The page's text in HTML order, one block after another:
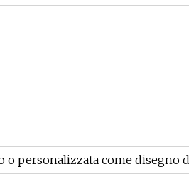
personalizzata come disegno